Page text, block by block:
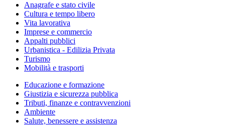
Anagrafe e stato civile
Cultura e tempo libero
Vita lavorativa
Imprese e commercio
Appalti pubblici
Urbanistica - Edilizia Privata
Turismo
Mobilità e trasporti
Educazione e formazione
Giustizia e sicurezza pubblica
Tributi, finanze e contravvenzioni
Ambiente
Salute, benessere e assistenza